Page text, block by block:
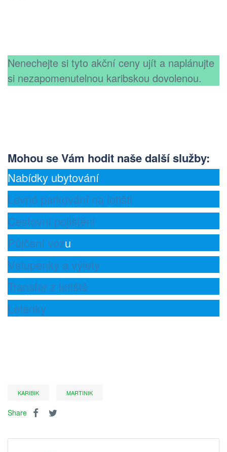
Nenechejte si tyto akční ceny ujít a naplánujte
si nezapomenutelnou karibskou dovolenou.
Mohou se Vám hodit naše další služby:
Nabídky ubytování
Levné parkování na letišti
Cestovní pojištění
Půjčení vozu
Vstupenky a výlety
Transfer z letiště
Letenky
KARIBIK MARTINIK
Share